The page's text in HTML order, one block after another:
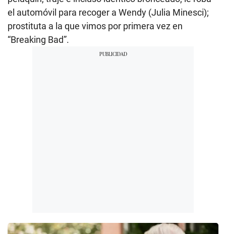
el automóvil para recoger a Wendy (Julia Minesci);
prostituta a la que vimos por primera vez en
“Breaking Bad”.